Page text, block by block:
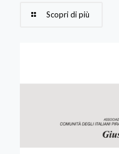
Scopri di più